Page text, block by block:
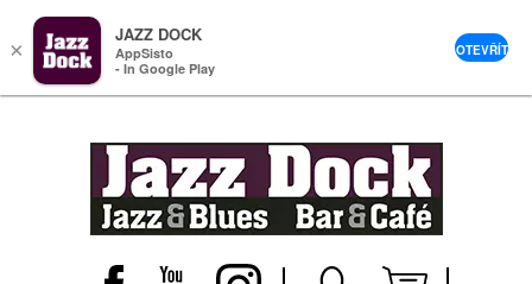
×
JAZZ DOCK
AppSisto
- In Google Play
OTEVŘÍT